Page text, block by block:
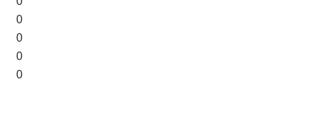
0
0
0
0